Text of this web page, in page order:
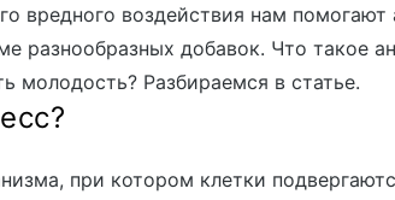
вредного воздействия нам помогают
разнообразных добавок. Что такое
молодость? Разбираемся в статье.
при котором клетки